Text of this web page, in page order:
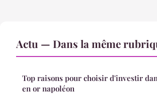
Actu — Dans la même
Top raisons pour choisir d'investir
en or napoléon